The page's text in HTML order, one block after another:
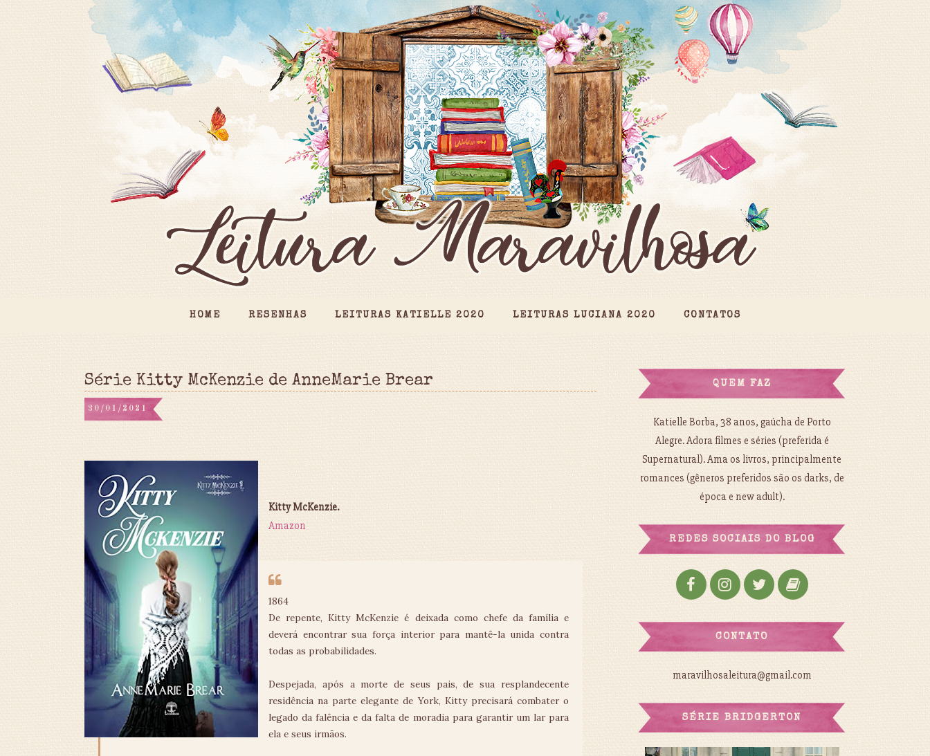
HOME RESENHAS LEITURAS KATIELLE 2020 LEITURAS LUCIANA 2020 CONTATOS
Série Kitty McKenzie de AnneMarie Brear
30/01/2021
Kitty McKenzie.
Amazon
1864
De repente, Kitty McKenzie é deixada como chefe da família e
deverá encontrar sua força interior para mantê-la unida contra
todas as probabilidades.
Despejada, após a morte de seus pais, de sua resplandecente
residência na parte elegante de York, Kitty precisará combater o
legado da falência e da falta de moradia para garantir um lar para
ela e seus irmãos.
QUEM FAZ
Katielle Borba, 38 anos, gaúcha de Porto
Alegre. Adora filmes e séries (preferida é
Supernatural). Ama os livros, principalmente
romances (gêneros preferidos são os darks, de
época e new adult).
REDES SOCIAIS DO BLOG
CONTATO
maravilhosaleitura@gmail.com
SÉRIE BRIDGERTON